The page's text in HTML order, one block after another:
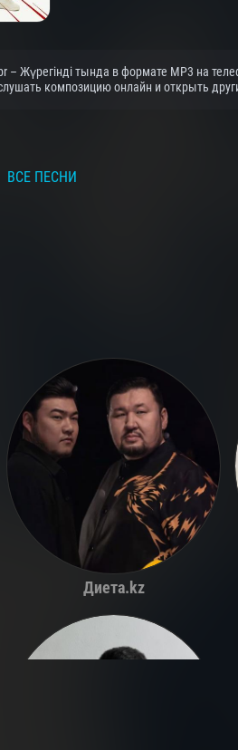
Жүрегінді тында в формате MP3 на
композицию онлайн и открыть
ВСЕ ПЕСНИ
Диета.kz